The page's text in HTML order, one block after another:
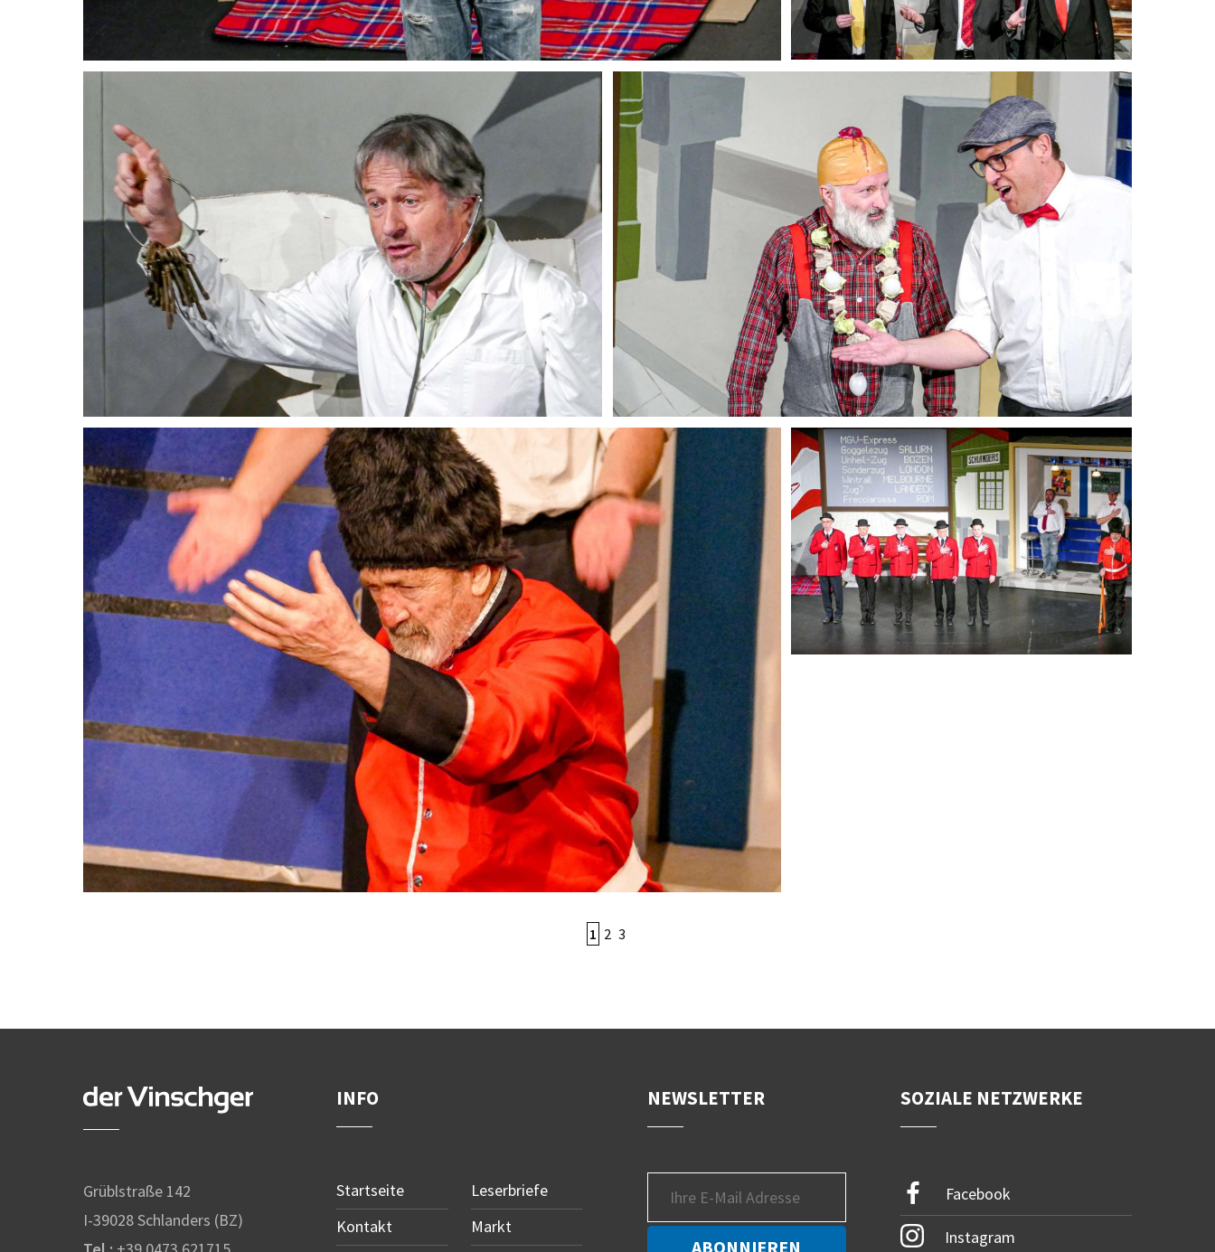
1 2 3
Grüblstraße 142
I-39028 Schlanders (BZ)
INFO
Startseite
Kontakt
Leserbriefe
Markt
NEWSLETTER SOZIALE NETZWERKE
Facebook
Instagram